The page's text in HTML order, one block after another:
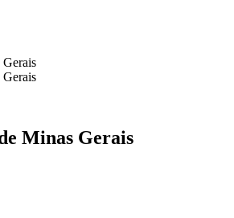
Gerais
Gerais
Minas Gerais